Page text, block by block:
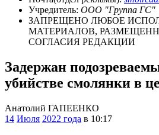
Учредитель: ООО "Группа ГС"
ЗАПРЕЩЕНО ЛЮБОЕ
МАТЕРИАЛОВ,
СОГЛАСИЯ РЕДАКЦИИ
Задержан
убийстве смолянки в
Анатолий ГАПЕЕНКО
14 Июля 2022 года в 10:17